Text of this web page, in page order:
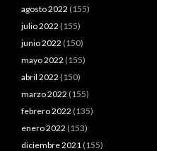
agosto 2022 (155)
julio 2022 (155)
junio 2022 (150)
mayo 2022 (155)
abril 2022 (150)
marzo 2022 (155)
febrero 2022 (135)
enero 2022 (153)
diciembre 2021 (155)